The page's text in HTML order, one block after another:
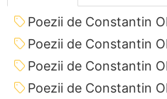
Poezii de Constantin
Poezii de Constantin
Poezii de Constantin
Poezii de Constantin